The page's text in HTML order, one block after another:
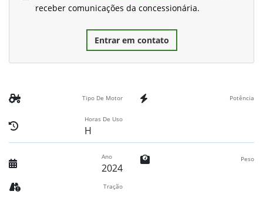
receber comunicações da concessionária.
Entrar em contato
Tipo De Motor Potência
Horas De Uso
H
Ano
2024
Peso
Tração